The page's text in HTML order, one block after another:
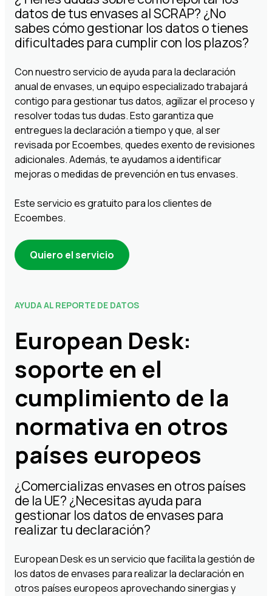
datos de tus envases al SCRAP? ¿No
sabes cómo gestionar los datos o tienes
dificultades para cumplir con los plazos?
Con nuestro servicio de ayuda para la declaración
anual de envases, un equipo especializado trabajará
contigo para gestionar tus datos, agilizar el proceso y
resolver todas tus dudas. Esto garantiza que
entregues la declaración a tiempo y que, al ser
revisada por Ecoembes, quedes exento de revisiones
adicionales. Además, te ayudamos a identificar
mejoras o medidas de prevención en tus envases.
Este servicio es gratuito para los clientes de
Ecoembes.
Quiero el servicio
AYUDA AL REPORTE DE DATOS
European Desk:
soporte en el
cumplimiento de la
normativa en otros
países europeos
¿Comercializas envases en otros países
de la UE? ¿Necesitas ayuda para
gestionar los datos de envases para
realizar tu declaración?
European Desk es un servicio que facilita la gestión de
los datos de envases para realizar la declaración en
otros países europeos aprovechando sinergias y